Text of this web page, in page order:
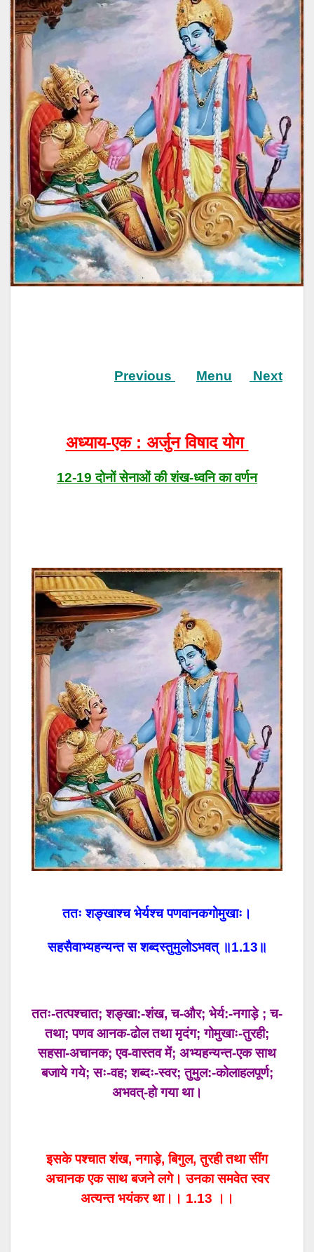
Previous Menu Next
अध्याय-एक : अर्जुन विषाद योग
12-19 दोनों सेनाओं की शंख-ध्वनि का वर्णन
ततः शङ्खाश्च भेर्यश्च पणवानकगोमुखाः।
सहसैवाभ्यहन्यन्त स शब्दस्तुमुलोऽभवत् ॥1.13॥
ततः-तत्पश्चात; शङ्खा:-शंख, च-और; भेर्य:-नगाड़े ; च-
तथा; पणव आनक-ढोल तथा मृदंग; गोमुखाः-तुरही;
सहसा-अचानक; एव-वास्तव में; अभ्यहन्यन्त-एक साथ
बजाये गये; सः-वह; शब्दः-स्वर; तुमुल:-कोलाहलपूर्ण;
अभवत्-हो गया था।
इसके पश्चात शंख, नगाड़े, बिगुल, तुरही तथा सींग
अचानक एक साथ बजने लगे। उनका समवेत स्वर
अत्यन्त भयंकर था।। 1.13 ।।